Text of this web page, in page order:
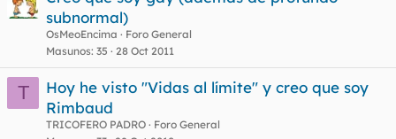
subnormal)
OsMeoEncima
Foro General
Masunos 35 28 Oct 2011
T
Hoy he visto "Vidas al límite" y creo que soy
Rimbaud
TRICOFERO PADRO
Foro General